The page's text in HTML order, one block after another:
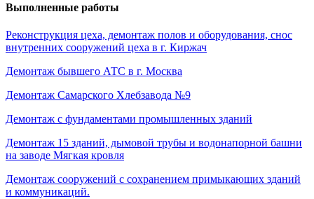
Выполненные работы
Реконструкция цеха, демонтаж полов и оборудования, снос
внутренних сооружений цеха в г. Киржач
Демонтаж бывшего АТС в г. Москва
Демонтаж Самарского Хлебзавода №9
Демонтаж с фундаментами промышленных зданий
Демонтаж 15 зданий, дымовой трубы и водонапорной башни
на заводе Мягкая кровля
Демонтаж сооружений с сохранением примыкающих зданий
и коммуникаций.